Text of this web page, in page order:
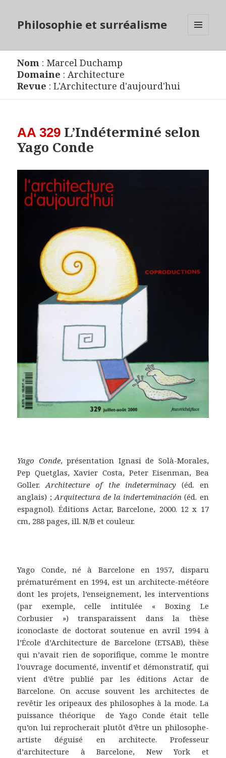
Philosophie et surréalisme
Nom : Marcel Duchamp
Domaine :Architecture
Revue :L'Architecture d'aujourd'hui
AA 329 L’Indéterminé selon
Yago Conde
Yago Conde, présentation Ignasi de Solà-Morales,
Pep Quetglas, Xavier Costa, Peter Eisenman, Bea
Goller.Architecture of the indeterminacy(éd. en
anglais) ;Arquitectura de la inderteminación(éd. en
espagnol). Éditions Actar, Barcelone, 2000. 12 x 17
cm, 288 pages, ill. N/B et couleur.
Yago Conde, né à Barcelone en 1957, disparu
prématurément en 1994, est un architecte-météore
dont les projets, l’enseignement, les interventions
(par exemple, celle intitulée « Boxing Le
Corbusier ») transparaissent dans la thèse
iconoclaste de doctorat soutenue en avril 1994 à
l’École d’Architecture de Barcelone (ETSAB), thèse
qui n’avait rien de soporifique, comme le montre
l’ouvrage documenté, inventif et démonstratif, qui
vient d’être publié par les éditions Actar de
Barcelone. On accuse souvent les architectes de
revêtir les oripeaux des philosophes à la mode. La
puissance théorique de Yago Conde était telle
qu’on lui reprocherait plutôt d’être un philosophe-
artiste déguisé en architecte. Professeur
d’architecture à Barcelone, New York et